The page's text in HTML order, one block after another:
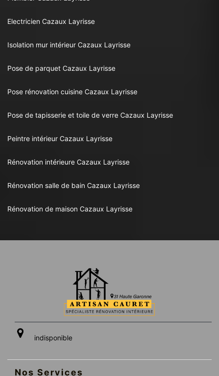
Electricien Cazaux Layrisse
Isolation mur intérieur Cazaux Layrisse
Pose de parquet Cazaux Layrisse
Pose rénovation cuisine Cazaux Layrisse
Pose de tapisserie et toile de verre Cazaux Layrisse
Peintre intérieur Cazaux Layrisse
Rénovation intérieure Cazaux Layrisse
Rénovation salle de bain Cazaux Layrisse
Rénovation de maison Cazaux Layrisse
indisponible
Nos Services